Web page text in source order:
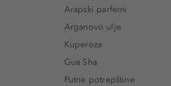
Arapski parfemi
Arganovo ulje
Kuperoza
Gua Sha
Putne potrepštine